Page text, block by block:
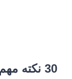
30 نکته